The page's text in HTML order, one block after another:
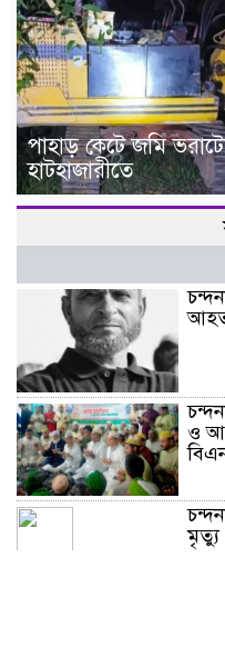
পাহাড় কেটে জমি
হাটহাজারীতে
ও
মৃত্যু